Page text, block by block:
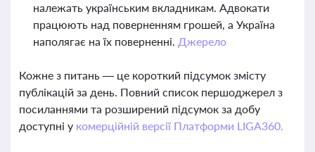
належать українським вкладникам. Адвокати
працюють над поверненням грошей, а Україна
наполягає на їх поверненні. Джерело
Кожне з питань — це короткий підсумок змісту
публікацій за день. Повний список першоджерел з
посиланнями та розширений підсумок за добу
доступні у комерційній версії Платформи LIGA360.